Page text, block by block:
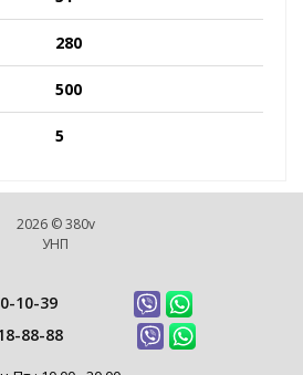
280
500
5
2026 © 380v
УНП
10-39
88-88